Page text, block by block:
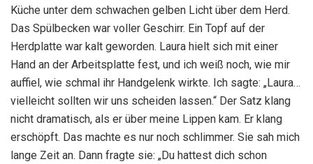
Küche unter dem schwachen gelben Licht über dem Herd.
Das Spülbecken war voller Geschirr. Ein Topf auf der
Herdplatte war kalt geworden. Laura hielt sich mit einer
Hand an der Arbeitsplatte fest, und ich weiß noch, wie mir
auffiel, wie schmal ihr Handgelenk wirkte. Ich sagte: „Laura…
vielleicht sollten wir uns scheiden lassen.“ Der Satz klang
nicht dramatisch, als er über meine Lippen kam. Er klang
erschöpft. Das machte es nur noch schlimmer. Sie sah mich
lange Zeit an. Dann fragte sie: „Du hattest dich schon